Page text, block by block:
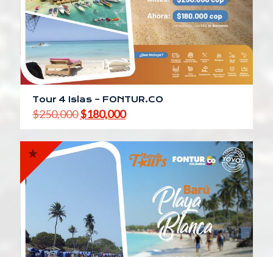
Tour 4 Islas – FONTUR.CO
$250,000El
era:
$250,000.
$180,000El
$180,000.